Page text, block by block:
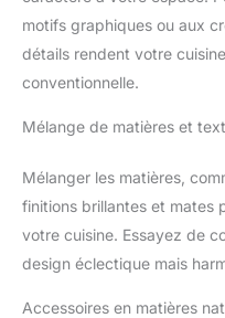
motifs graphiques ou aux
détails rendent votre
conventionnelle.
Mélange de matières et
Mélanger les matières,
finitions brillantes et mates
votre cuisine. Essayez de
design éclectique mais
Accessoires en matières